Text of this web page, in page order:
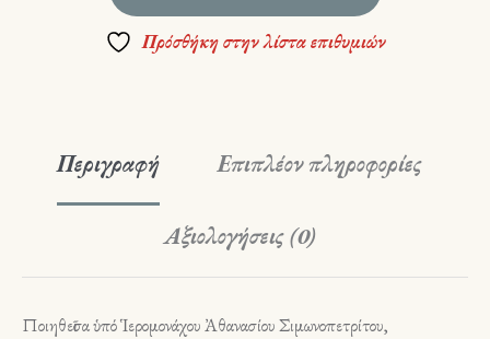
Πρόσθήκη στην λίστα επιθυμιών
Περιγραφή Επιπλέον πληροφορίες
Αξιολογήσεις (0)
Ποιηθεῖσα ὑπό Ἱερομονάχου Ἀθανασίου Σιμωνοπετρίτου,